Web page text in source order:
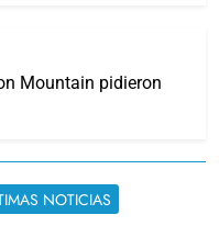
Mountain pidieron
NOTICIAS